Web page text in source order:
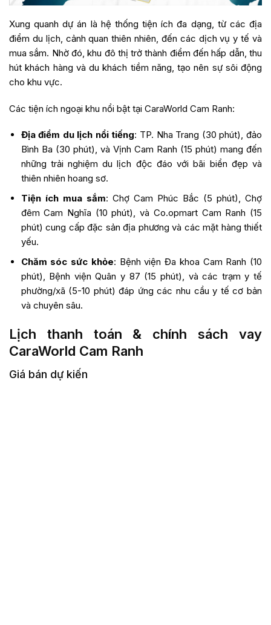
Xung quanh dự án là hệ thống tiện ích đa dạng, từ các địa
điểm du lịch, cảnh quan thiên nhiên, đến các dịch vụ y tế và
mua sắm. Nhờ đó, khu đô thị trở thành điểm đến hấp dẫn, thu
hút khách hàng và du khách tiềm năng, tạo nên sự sôi động
cho khu vực.
Các tiện ích ngoại khu nổi bật tại CaraWorld Cam Ranh:
Địa điểm du lịch nổi tiếng: TP. Nha Trang (30 phút), đảo
Bình Ba (30 phút), và Vịnh Cam Ranh (15 phút) mang đến
những trải nghiệm du lịch độc đáo với bãi biển đẹp và
thiên nhiên hoang sơ.
Tiện ích mua sắm: Chợ Cam Phúc Bắc (5 phút), Chợ
đêm Cam Nghĩa (10 phút), và Co.opmart Cam Ranh (15
phút) cung cấp đặc sản địa phương và các mặt hàng thiết
yếu.
Chăm sóc sức khỏe: Bệnh viện Đa khoa Cam Ranh (10
phút), Bệnh viện Quân y 87 (15 phút), và các trạm y tế
phường/xã (5-10 phút) đáp ứng các nhu cầu y tế cơ bản
và chuyên sâu.
Lịch thanh toán & chính sách vay
CaraWorld Cam Ranh
Giá bán dự kiến